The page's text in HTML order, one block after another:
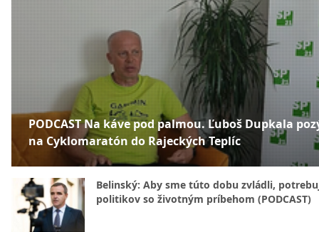
PODCAST Na káve pod palmou. Ľuboš Dupkala
na Cyklomaratón do Rajeckých Teplíc
Belinský: Aby sme túto dobu zvládli,
politikov so životným príbehom (PODCAST)